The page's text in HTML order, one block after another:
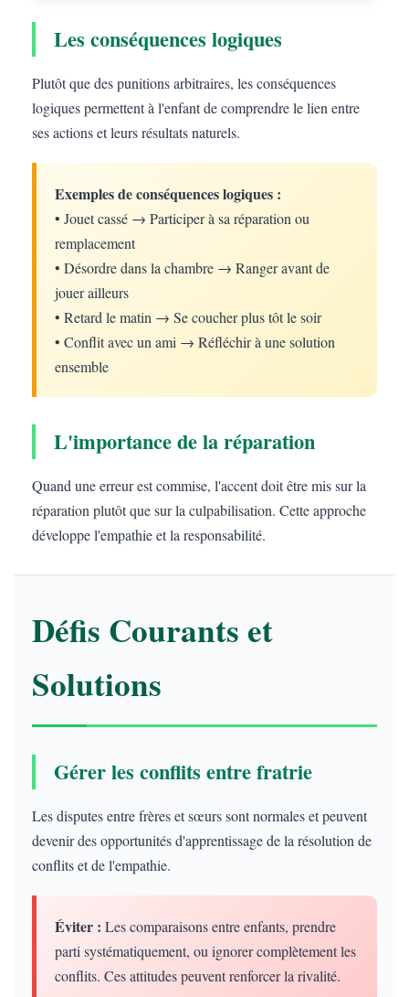
Les conséquences logiques
Plutôt que des punitions arbitraires, les conséquences
logiques permettent à l'enfant de comprendre le lien entre
ses actions et leurs résultats naturels.
Exemples de conséquences logiques :
• Jouet cassé → Participer à sa réparation ou
remplacement
• Désordre dans la chambre → Ranger avant de
jouer ailleurs
• Retard le matin → Se coucher plus tôt le soir
• Conflit avec un ami → Réfléchir à une solution
ensemble
L'importance de la réparation
Quand une erreur est commise, l'accent doit être mis sur la
réparation plutôt que sur la culpabilisation. Cette approche
développe l'empathie et la responsabilité.
Défis Courants et
Solutions
Gérer les conflits entre fratrie
Les disputes entre frères et sœurs sont normales et peuvent
devenir des opportunités d'apprentissage de la résolution de
conflits et de l'empathie.
Éviter : Les comparaisons entre enfants, prendre
parti systématiquement, ou ignorer complètement les
conflits. Ces attitudes peuvent renforcer la rivalité.